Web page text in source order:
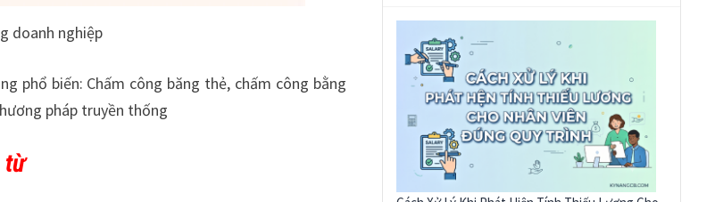
doanh nghiệp
phổ biến: Chấm công băng thẻ, chấm công bằng
pháp truyền thống
từ